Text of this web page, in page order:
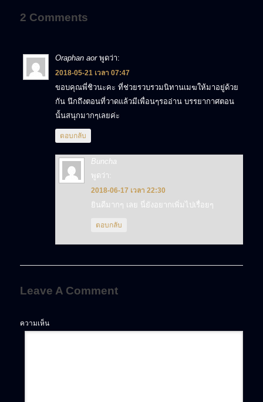
2 Comments
Oraphan aor พูดว่า:
2018-05-21 เวลา 07:47
ขอบคุณพี่ชิวนะคะ ที่ช่วยรวบรวมนิทานเมฆให้มาอยู่ด้วย
กัน นึกถึงตอนที่วาดแล้วมีเพื่อนๆรออ่าน บรรยากาศตอน
นั้นสนุกมากๆเลยค่ะ
ตอบกลับ
Buncha
พูดว่า:
2018-06-17 เวลา 22:30
ยินดีมากๆ เลย นี่ยังอยากเพิ่มไปเรื่อยๆ
ตอบกลับ
Leave A Comment
ความเห็น